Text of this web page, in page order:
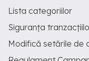
Lista categoriilor
Siguranța
Modifică setările de